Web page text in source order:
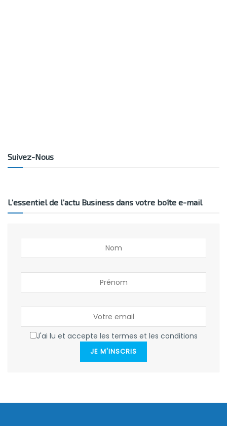
Suivez-Nous
L’essentiel de l’actu Business dans votre boîte e-mail
J'ai lu et accepte les termes et les conditions
JE M'INSCRIS